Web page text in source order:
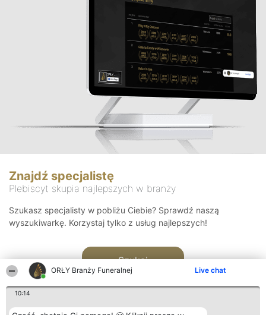
ORŁY Branży Funeralnej Live chat
10:14
Znajdź specjalistę
Plebiscyt skupia najlepszych w branży
Szukasz specjalisty w pobliżu Ciebie? Sprawdź naszą
wyszukiwarkę. Korzystaj tylko z usług najlepszych!
Szukaj